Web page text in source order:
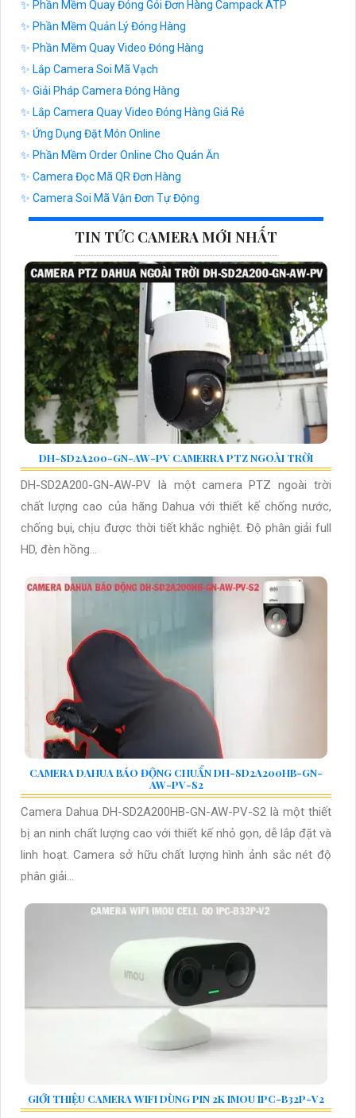
✨ Phần Mềm Quay Đóng Gói Đơn Hàng Campack ATP
✨ Phần Mềm Quản Lý Đóng Hàng
✨ Phần Mềm Quay Video Đóng Hàng
✨ Lắp Camera Soi Mã Vạch
✨ Giải Pháp Camera Đóng Hàng
✨ Lắp Camera Quay Video Đóng Hàng Giá Rẻ
✨ Ứng Dụng Đặt Món Online
✨ Phần Mềm Order Online Cho Quán Ăn
✨ Camera Đọc Mã QR Đơn Hàng
✨ Camera Soi Mã Vận Đơn Tự Động
TIN TỨC CAMERA MỚI NHẤT
DH-SD2A200-GN-AW-PV CAMERRA PTZ NGOÀI TRỜI
DH-SD2A200-GN-AW-PV là một camera PTZ ngoài trời
chất lượng cao của hãng Dahua với thiết kế chống nước,
chống bụi, chịu được thời tiết khắc nghiệt. Độ phân giải full
HD, đèn hồng...
CAMERA DAHUA BÁO ĐỘNG CHUẨN DH-SD2A200HB-GN-
AW-PV-S2
Camera Dahua DH-SD2A200HB-GN-AW-PV-S2 là một thiết
bị an ninh chất lượng cao với thiết kế nhỏ gọn, dễ lắp đặt và
linh hoạt. Camera sở hữu chất lượng hình ảnh sắc nét độ
phân giải...
GIỚI THIỆU CAMERA WIFI DÙNG PIN 2K IMOU IPC-B32P-V2